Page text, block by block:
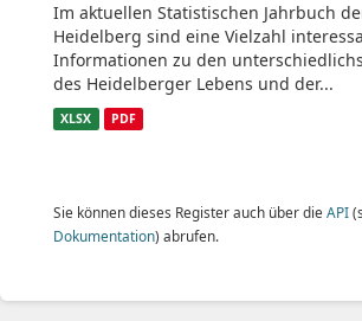
Im aktuellen Statistischen Jahrbuch
Heidelberg sind eine Vielzahl
Informationen zu den
des Heidelberger Lebens und der...
XLSX PDF
Sie können dieses Register auch über die API
Dokumentation) abrufen.